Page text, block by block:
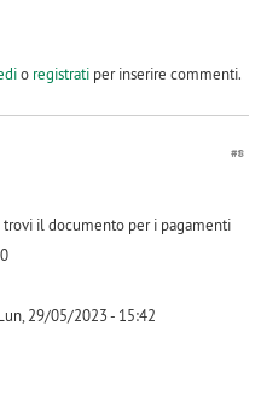
o registratiper inserire commenti.
#8
trovi il documento per i pagamenti
29/05/2023 - 15:42